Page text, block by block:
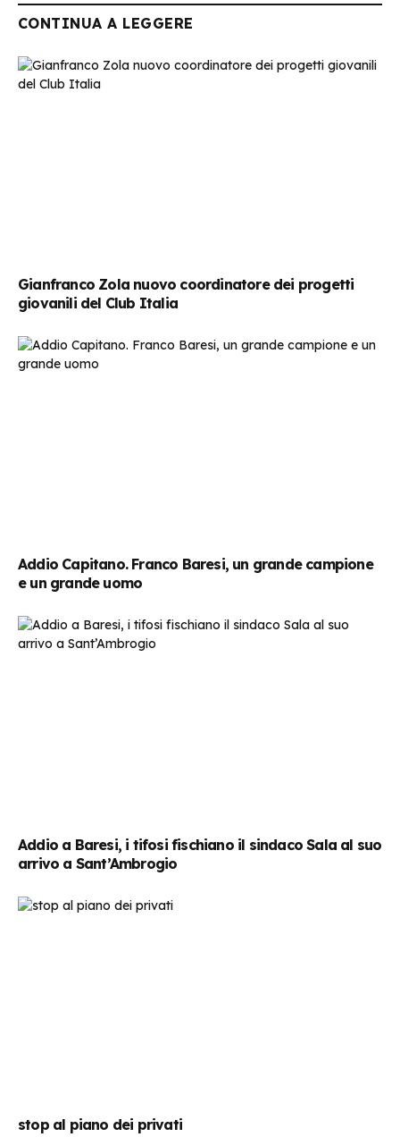
CONTINUA A LEGGERE
Gianfranco Zola nuovo coordinatore dei progetti
giovanili del Club Italia
Addio Capitano. Franco Baresi, un grande campione
e un grande uomo
Addio a Baresi, i tifosi fischiano il sindaco Sala al suo
arrivo a Sant’Ambrogio
stop al piano dei privati